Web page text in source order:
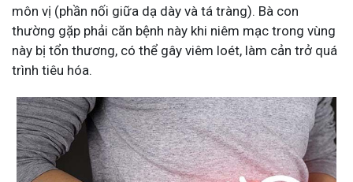
môn vị (phần nối giữa dạ dày và tá tràng). Bà con
thường gặp phải căn bệnh này khi niêm mạc trong vùng
này bị tổn thương, có thể gây viêm loét, làm cản trở quá
trình tiêu hóa.